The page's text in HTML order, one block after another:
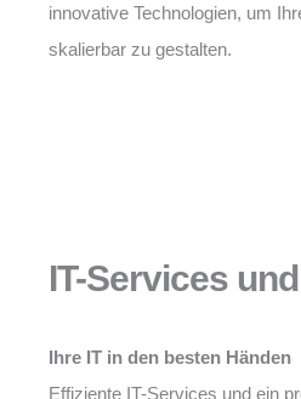
innovative Technologien, um
skalierbar zu gestalten.
IT-Services
Ihre IT in den besten Händen
Effiziente IT-Services und ein